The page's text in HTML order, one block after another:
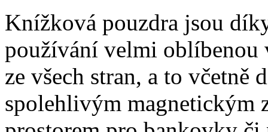
Knížková pouzdra jsou
používání velmi oblíbenou
ze všech stran, a to včetně
spolehlivým magnetickým